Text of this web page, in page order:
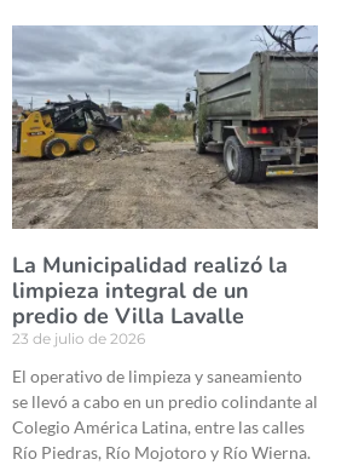
La Municipalidad realizó la
limpieza integral de un
predio de Villa Lavalle
23 de julio de 2026
El operativo de limpieza y saneamiento
se llevó a cabo en un predio colindante al
Colegio América Latina, entre las calles
Río Piedras, Río Mojotoro y Río Wierna.